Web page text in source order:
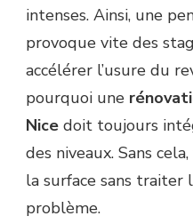
intenses. Ainsi, une
provoque vite des
accélérer l’usure du
pourquoi une
Nice doit toujours
des niveaux. Sans
la surface sans traiter
problème.